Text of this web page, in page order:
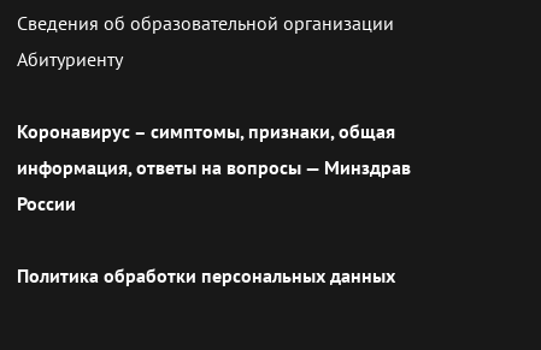
Сведения об образовательной организации
Абитуриенту
Коронавирус – симптомы, признаки, общая
информация, ответы на вопросы — Минздрав
России
Политика обработки персональных данных